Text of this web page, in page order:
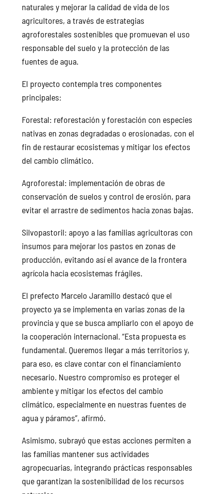
naturales y mejorar la calidad de vida de los
agricultores, a través de estrategias
agroforestales sostenibles que promuevan el uso
responsable del suelo y la protección de las
fuentes de agua.
El proyecto contempla tres componentes
principales:
Forestal: reforestación y forestación con especies
nativas en zonas degradadas o erosionadas, con el
fin de restaurar ecosistemas y mitigar los efectos
del cambio climático.
Agroforestal: implementación de obras de
conservación de suelos y control de erosión, para
evitar el arrastre de sedimentos hacia zonas bajas.
Silvopastoril: apoyo a las familias agricultoras con
insumos para mejorar los pastos en zonas de
producción, evitando así el avance de la frontera
agrícola hacia ecosistemas frágiles.
El prefecto Marcelo Jaramillo destacó que el
proyecto ya se implementa en varias zonas de la
provincia y que se busca ampliarlo con el apoyo de
la cooperación internacional. “Esta propuesta es
fundamental. Queremos llegar a más territorios y,
para eso, es clave contar con el financiamiento
necesario. Nuestro compromiso es proteger el
ambiente y mitigar los efectos del cambio
climático, especialmente en nuestras fuentes de
agua y páramos”, afirmó.
Asimismo, subrayó que estas acciones permiten a
las familias mantener sus actividades
agropecuarias, integrando prácticas responsables
que garantizan la sostenibilidad de los recursos